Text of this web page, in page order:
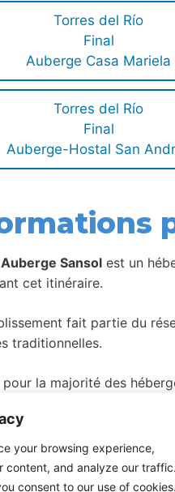
your browsing experience,
content, and analyze our
consent to our use of
Torres del Río
Final
Auberge Casa Mariela
Torres del Río
Final
Auberge-Hostal San
Sansol est un
cet itinéraire.
fait partie du
traditionnelles.
pour la majorité des
Avez-vous
signalements concernant